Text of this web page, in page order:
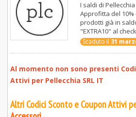
I saldi di
Approfitta del
prodotti già in
"EXTRA10" al
Scaduto il 31
Al momento non sono presenti
Attivi per Pellecchia SRL IT
Altri Codici Sconto e Coupon Attivi